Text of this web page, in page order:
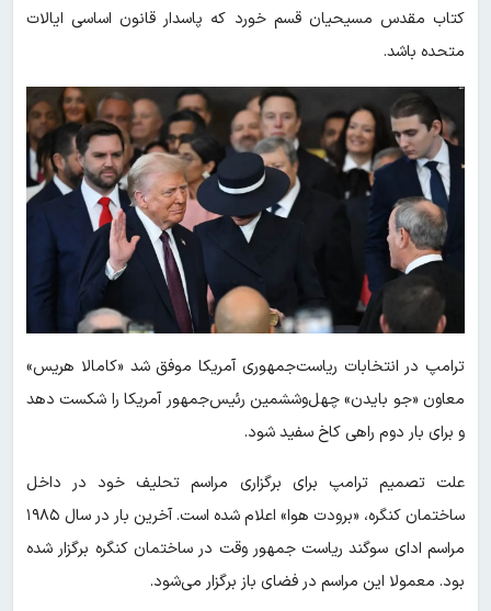
کتاب مقدس مسیحیان قسم خورد که پاسدار قانون اساسی ایالات
متحده باشد.
ترامپ در انتخابات ریاست‌جمهوری آمریکا موفق شد «کامالا هریس»
معاون «جو بایدن» چهل‌وششمین رئیس‌جمهور آمریکا را شکست دهد
و برای بار دوم راهی کاخ سفید شود.
علت تصمیم ترامپ برای برگزاری مراسم تحلیف خود در داخل
ساختمان کنگره، «برودت هوا» اعلام شده است. آخرین بار در سال ۱۹۸۵
مراسم ادای سوگند ریاست جمهور وقت در ساختمان کنگره برگزار شده
بود. معمولا این مراسم در فضای باز برگزار می‌شود.